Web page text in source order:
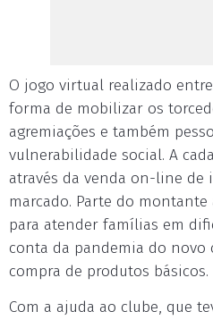
O jogo virtual realizado
forma de mobilizar os
agremiações e também
vulnerabilidade social. A
através da venda on-line de
marcado. Parte do
para atender famílias em
conta da pandemia do novo
compra de produtos básicos.
Com a ajuda ao clube, que